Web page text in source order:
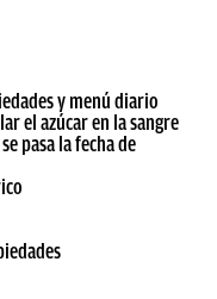
y menú diario
el azúcar en la sangre
pasa la fecha de